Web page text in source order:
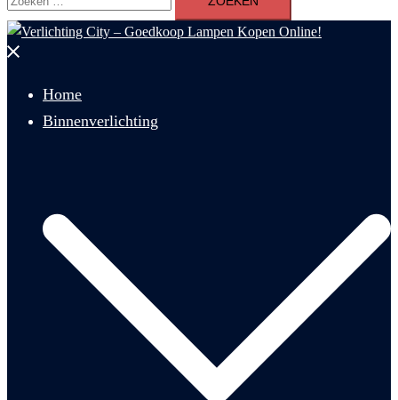
naar:
Menu
Home
Binnenverlichting